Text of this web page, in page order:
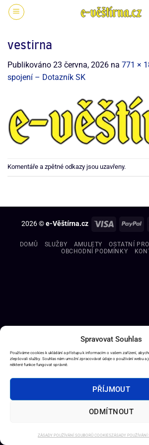
Spravovat Souhlas
Používáme cookies k ukládání a přístupu k informacím o vašem zařízení,
zlepšovali služby. Souhlas nám umožní zpracovávat údaje o používání webu a
některé funkce fungovat správně.
PŘÍJMOUT
ODMÍTNOUT
ZÁSADY POUŽÍVÁNÍ SOUBORŮ COOKIESZÁSADY POUŽÍVÁNÍ
vestirna
Publikováno 23 června, 2026 na 771 ×
spojení – Dotazník SK
Komentáře a zpětné odkazy jsou uzavřeny.
2026 ©e-Věštírna.cz
DOMŮ SLUŽBY AMULETY OSTATNÍ
OBCHODNÍ PODMÍNKY